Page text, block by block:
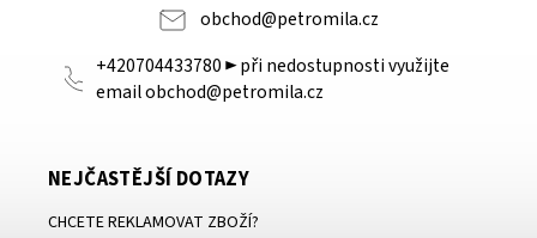
obchod@petromila.cz
+420704433780 ► při nedostupnosti využijte
email obchod@petromila.cz
NEJČASTĚJŠÍ DOTAZY
CHCETE REKLAMOVAT ZBOŽÍ?